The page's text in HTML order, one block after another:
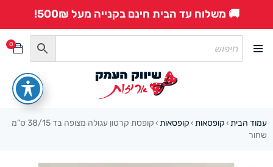
🚚 משלוח עד הבית חינם בקנייה מעל 500₪!
0
עמוד הבית › קופסאות › קופסאות ›
קופסת קרטון עגולה מצופה בד 38/15 ס”מ
שחור